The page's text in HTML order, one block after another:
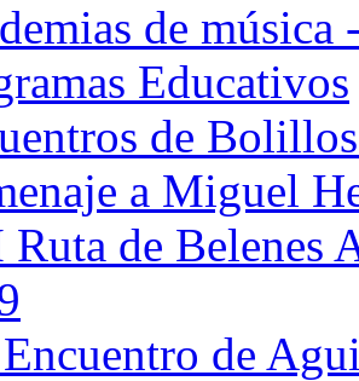
de
Educativos
de
a Miguel
de Belenes
de